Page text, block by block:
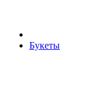
Букеты